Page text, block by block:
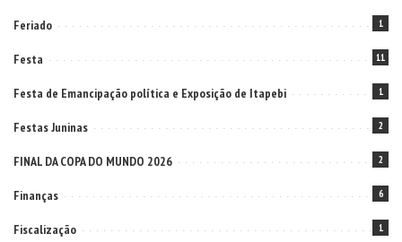
Feriado 1
Festa 11
Festa de Emancipação política e Exposição de Itapebi 1
Festas Juninas 2
FINAL DA COPA DO MUNDO 2026 2
Finanças 6
Fiscalização 1